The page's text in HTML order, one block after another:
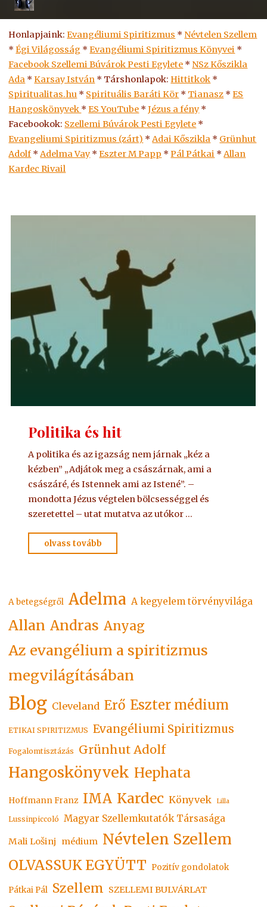
Honlapjaink:Evangéliumi Spiritizmus * Névtelen Szellem
*Égi Világosság *Evangéliumi Spiritizmus Könyvei *
Facebook Szellemi Búvárok Pesti Egylete * NSz Kőszikla
Ada *Karsay István * Társhonlapok:Hittitkok *
Spiritualitas.hu * Spirituális Baráti Kör * Tianasz *ES
Hangoskönyvek *ESYouTube *Jézus a fény *
Facebookok: Szellemi Búvárok Pesti Egylete *
Evangeliumi Spiritizmus (zárt) *Adai Kőszikla * Grünhut
Adolf *Adelma Vay *Eszter M Papp *Pál Pátkai *Allan
Kardec Rivail
Politika és hit
A politika és az igazság nem járnak „kéz a
kézben” „Adjátok meg a császárnak, ami a
császáré, és Istennek ami az Istené”. –
mondotta Jézus végtelen bölcsességgel és
szeretettel – utat mutatva az utókor …
olvass tovább
és
A betegségről Adelma A kegyelem törvényvilága
Allan Andras Anyag
Az evangélium a spiritizmus
megvilágításában
Blog Cleveland Erő Eszter médium
ETIKAI SPIRITIZMUS Evangéliumi Spiritizmus
Fogalomtisztázás Grünhut Adolf
Hangoskönyvek Hephata
Hoffmann Franz IMA Kardec Könyvek Lilla
Lussinpiccoló Magyar Szellemkutatók Társasága
Mali Lošinj médium Névtelen Szellem
OLVASSUK EGYÜTT Pozitív gondolatok
Pátkai Pál Szellem SZELLEMI BULVÁRLAT